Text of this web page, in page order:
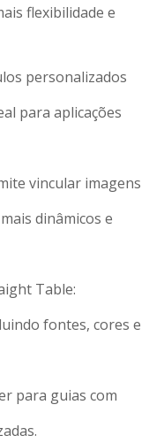
flexibilidade e
personalizados
para aplicações
vincular imagens
dinâmicos e
Table:
fontes, cores e
para guias com